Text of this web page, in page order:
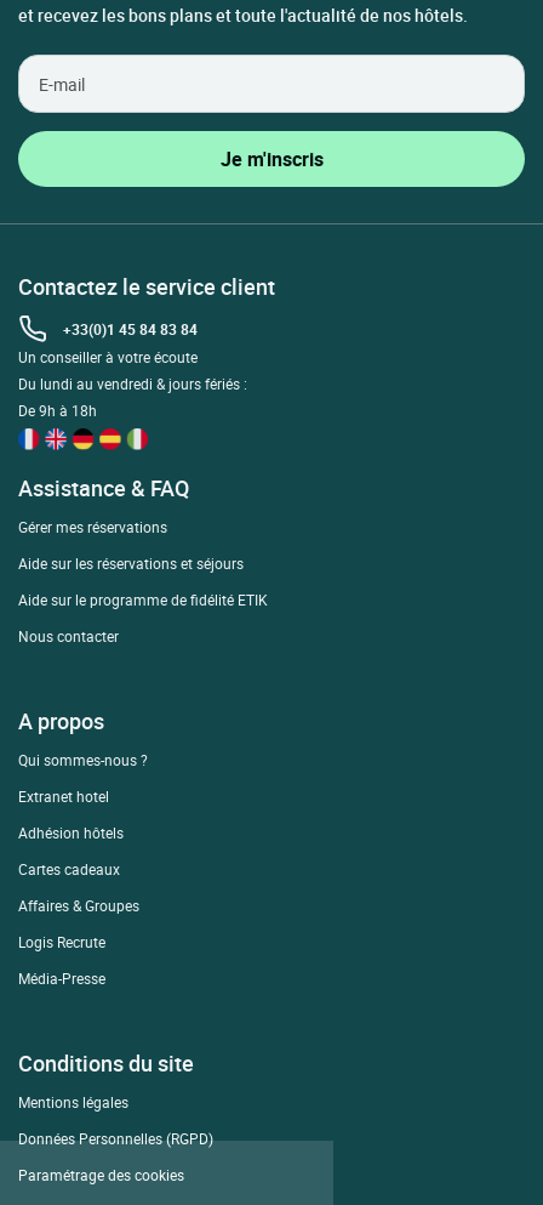
et recevez les bons plans et toute l'actualité de nos hôtels.
Contactez le service client
+33(0)1 45 84 83 84
Un conseiller à votre écoute
Du lundi au vendredi & jours fériés :
De 9h à 18h
Assistance & FAQ
Gérer mes réservations
Aide sur les réservations et séjours
Aide sur le programme de fidélité ETIK
Nous contacter
A propos
Qui sommes-nous ?
Extranet hotel
Adhésion hôtels
Cartes cadeaux
Affaires & Groupes
Logis Recrute
Média-Presse
Conditions du site
Mentions légales
Données Personnelles (RGPD)
Paramétrage des cookies